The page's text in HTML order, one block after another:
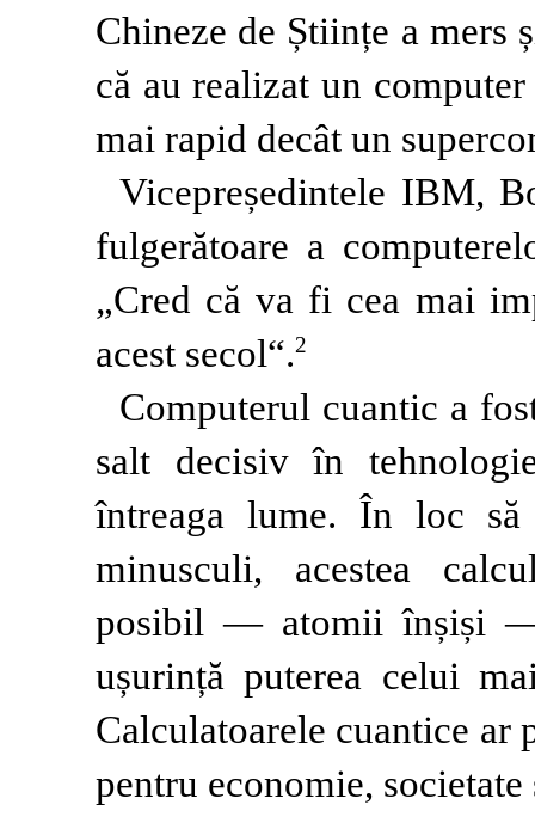
Chineze de Științe a mers
că au realizat un
mai rapid decât un
Vicepreședintele IBM,
fulgerătoare a
„Cred că va fi cea mai
acest secol“.2
Computerul cuantic a
salt decisiv în
întreaga lume. În loc să
minusculi, acestea
posibil — atomii înșiși
ușurință puterea celui
Calculatoarele cuantice ar
pentru economie,